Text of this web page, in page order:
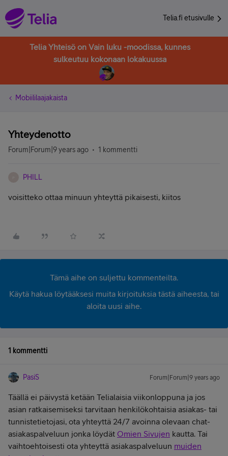
Telia.fi etusivulle
Telia Yhteisö on Vain luku -moodissa, kunnes
sulkeutuu kokonaan lokakuussa
Mobiililaajakaista
Yhteydenotto
Forum|Forum|9 years ago 1 kommentti
PHILL
voisitteko ottaa minuun yhteyttä pikaisesti, kiitos
Tämä aihe on suljettu kommenteilta.
Käytä hakua löytääksesi muita kirjoituksia tästä aiheesta, tai
aloita uusi aihe.
1 kommentti
PasiS Forum|Forum|9 years ago
Täällä ei päivystä ketään Telialaisia viikonloppuna ja jos
asian ratkaisemiseksi tarvitaan henkilökohtaisia asiakas- tai
tunnistetietojasi, ota yhteyttä 24/7 avoinna olevaan chat-
asiakaspalveluun jonka löydät Omien Sivujen kautta. Tai
vaihtoehtoisesti ota yhteyttä asiakaspalveluun muiden